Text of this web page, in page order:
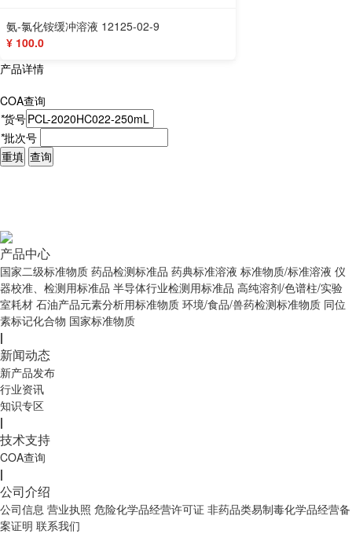
氨-氯化铵缓冲溶液 12125-02-9
¥ 100.0
产品详情
COA查询
*货号
*批次号
重填 查询
产品中心
国家二级标准物质 药品检测标准品 药典标准溶液 标准物质/标准溶液 仪
器校准、检测用标准品 半导体行业检测用标准品 高纯溶剂/色谱柱/实验
室耗材 石油产品元素分析用标准物质 环境/食品/兽药检测标准物质 同位
素标记化合物 国家标准物质
|
新闻动态
新产品发布
行业资讯
知识专区
|
技术支持
COA查询
|
公司介绍
公司信息 营业执照 危险化学品经营许可证 非药品类易制毒化学品经营备
案证明 联系我们